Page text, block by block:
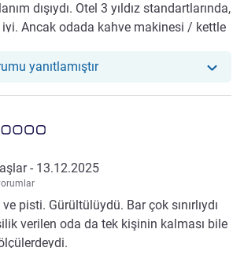
dışıydı. Otel 3 yıldız standartlarında,
Ancak odada kahve makinesi / kettle
sunulabiliyor, burada olmaması biraz
yanıtlamıştırOtelimiz şu yoruma yanıt
puanı 0.5/5
- 13.12.2025
pisti. Gürültülüydü. Bar çok sınırlıydı
verilen oda da tek kişinin kalması bile